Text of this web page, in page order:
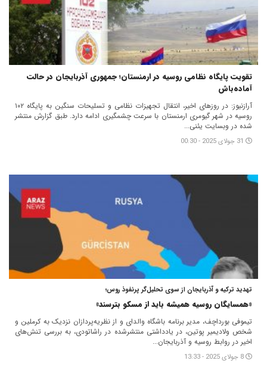
تقویت پایگاه نظامی روسیه در ارمنستان؛ جمهوری آذربایجان در حالت
آماده‌باش
آرازنیوز: در روزهای اخیر، انتقال تجهیزات نظامی و تسلیحات سنگین به پایگاه ۱۰۲
روسیه در شهر گیومری ارمنستان با سرعت چشمگیری ادامه دارد. طبق گزارش منتشر
شده در وبسایت یئنی...
31 جولای 2025 - 00:30
تهدید ترکیه و آذربایجان از سوی تحلیل‌گر پرنفوذ روس؛
«همسایگان روسیه همیشه باید از مسکو بترسند»
تیموفی بورداچف، مدیر برنامه باشگاه والدای و از نظریه‌پردازان نزدیک به کرملین و
شخص ولادیمیر پوتین، در یادداشتی منتشرشده در راشاتودی، به بررسی تنش‌های
اخیر در روابط روسیه و آذربایجان...
8 جولای 2025 - 13:33